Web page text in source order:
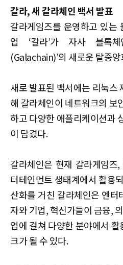
갈라, 새 갈라체인 백서 발표
갈라게임즈를 운영하고 있는
업 ‘갈라’가 자사 블록체
(Galachain)’의 새로운 탈중
새로 발표된 백서에는 리눅스
해 갈라체인이 네트워크의 보
하고 다양한 애플리케이션과
이 담겼다.
갈라체인은 현재 갈라게임즈
터테인먼트 생태계에서 활용
산화를 거친 갈라체인은 엔
자와 기업, 혁신가들이 금융,
업에 걸쳐 다양한 분야에서
크가 될 수 있다.